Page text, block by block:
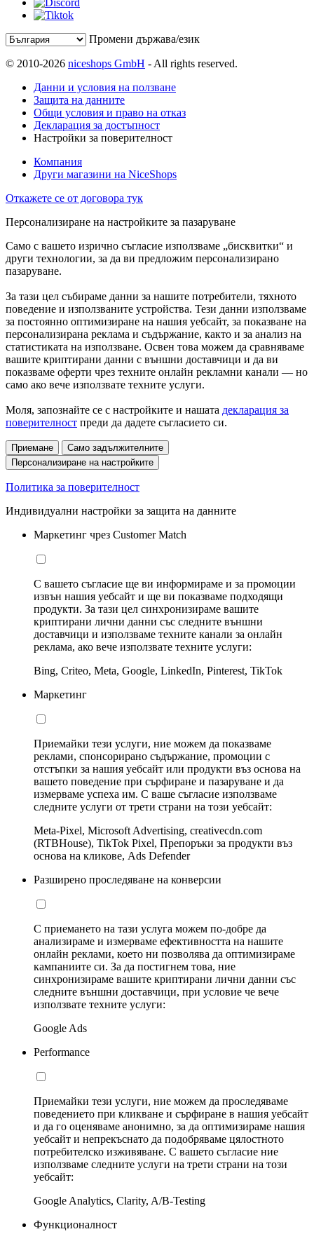
Промени държава/език
© 2010-2026 niceshops GmbH - All rights reserved.
Данни и условия на ползване
Защита на данните
Общи условия и право на отказ
Декларация за достъпност
Настройки за поверителност
Компания
Други магазини на NiceShops
Откажете се от договора тук
Персонализиране на настройките за пазаруване
Само с вашето изрично съгласие използваме „бисквитки“ и
други технологии, за да ви предложим персонализирано
пазаруване.
За тази цел събираме данни за нашите потребители, тяхното
поведение и използваните устройства. Тези данни използваме
за постоянно оптимизиране на нашия уебсайт, за показване на
персонализирана реклама и съдържание, както и за анализ на
статистиката на използване. Освен това можем да сравняваме
вашите криптирани данни с външни доставчици и да ви
показваме оферти чрез техните онлайн рекламни канали — но
само ако вече използвате техните услуги.
Моля, запознайте се с настройките и нашата декларация за
поверителност преди да дадете съгласието си.
Приемане
Само задължителните
Персонализиране на настройките
Политика за поверителност
Индивидуални настройки за защита на данните
Маркетинг чрез Customer Match
С вашето съгласие ще ви информираме и за промоции
извън нашия уебсайт и ще ви показваме подходящи
продукти. За тази цел синхронизираме вашите
криптирани лични данни със следните външни
доставчици и използваме техните канали за онлайн
реклама, ако вече използвате техните услуги:
Bing, Criteo, Meta, Google, LinkedIn, Pinterest, TikTok
Маркетинг
Приемайки тези услуги, ние можем да показваме
реклами, спонсорирано съдържание, промоции с
отстъпки за нашия уебсайт или продукти въз основа на
вашето поведение при сърфиране и пазаруване и да
измерваме успеха им. С ваше съгласие използваме
следните услуги от трети страни на този уебсайт:
Meta-Pixel, Microsoft Advertising, creativecdn.com
(RTBHouse), TikTok Pixel, Препоръки за продукти въз
основа на кликове, Ads Defender
Разширено проследяване на конверсии
С приемането на тази услуга можем по-добре да
анализираме и измерваме ефективността на нашите
онлайн реклами, което ни позволява да оптимизираме
кампаниите си. За да постигнем това, ние
синхронизираме вашите криптирани лични данни със
следните външни доставчици, при условие че вече
използвате техните услуги:
Google Ads
Performance
Приемайки тези услуги, ние можем да проследяваме
поведението при кликване и сърфиране в нашия уебсайт
и да го оценяваме анонимно, за да оптимизираме нашия
уебсайт и непрекъснато да подобряваме цялостното
потребителско изживяване. С вашето съгласие ние
използваме следните услуги на трети страни на този
уебсайт:
Google Analytics, Clarity, A/B-Testing
Функционалност